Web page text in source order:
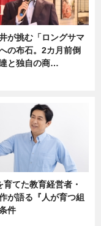
が挑む「ロングサマ
の布石。2カ月前倒
と独自の商…
育てた教育経営者・
が語る『人が育つ組
件